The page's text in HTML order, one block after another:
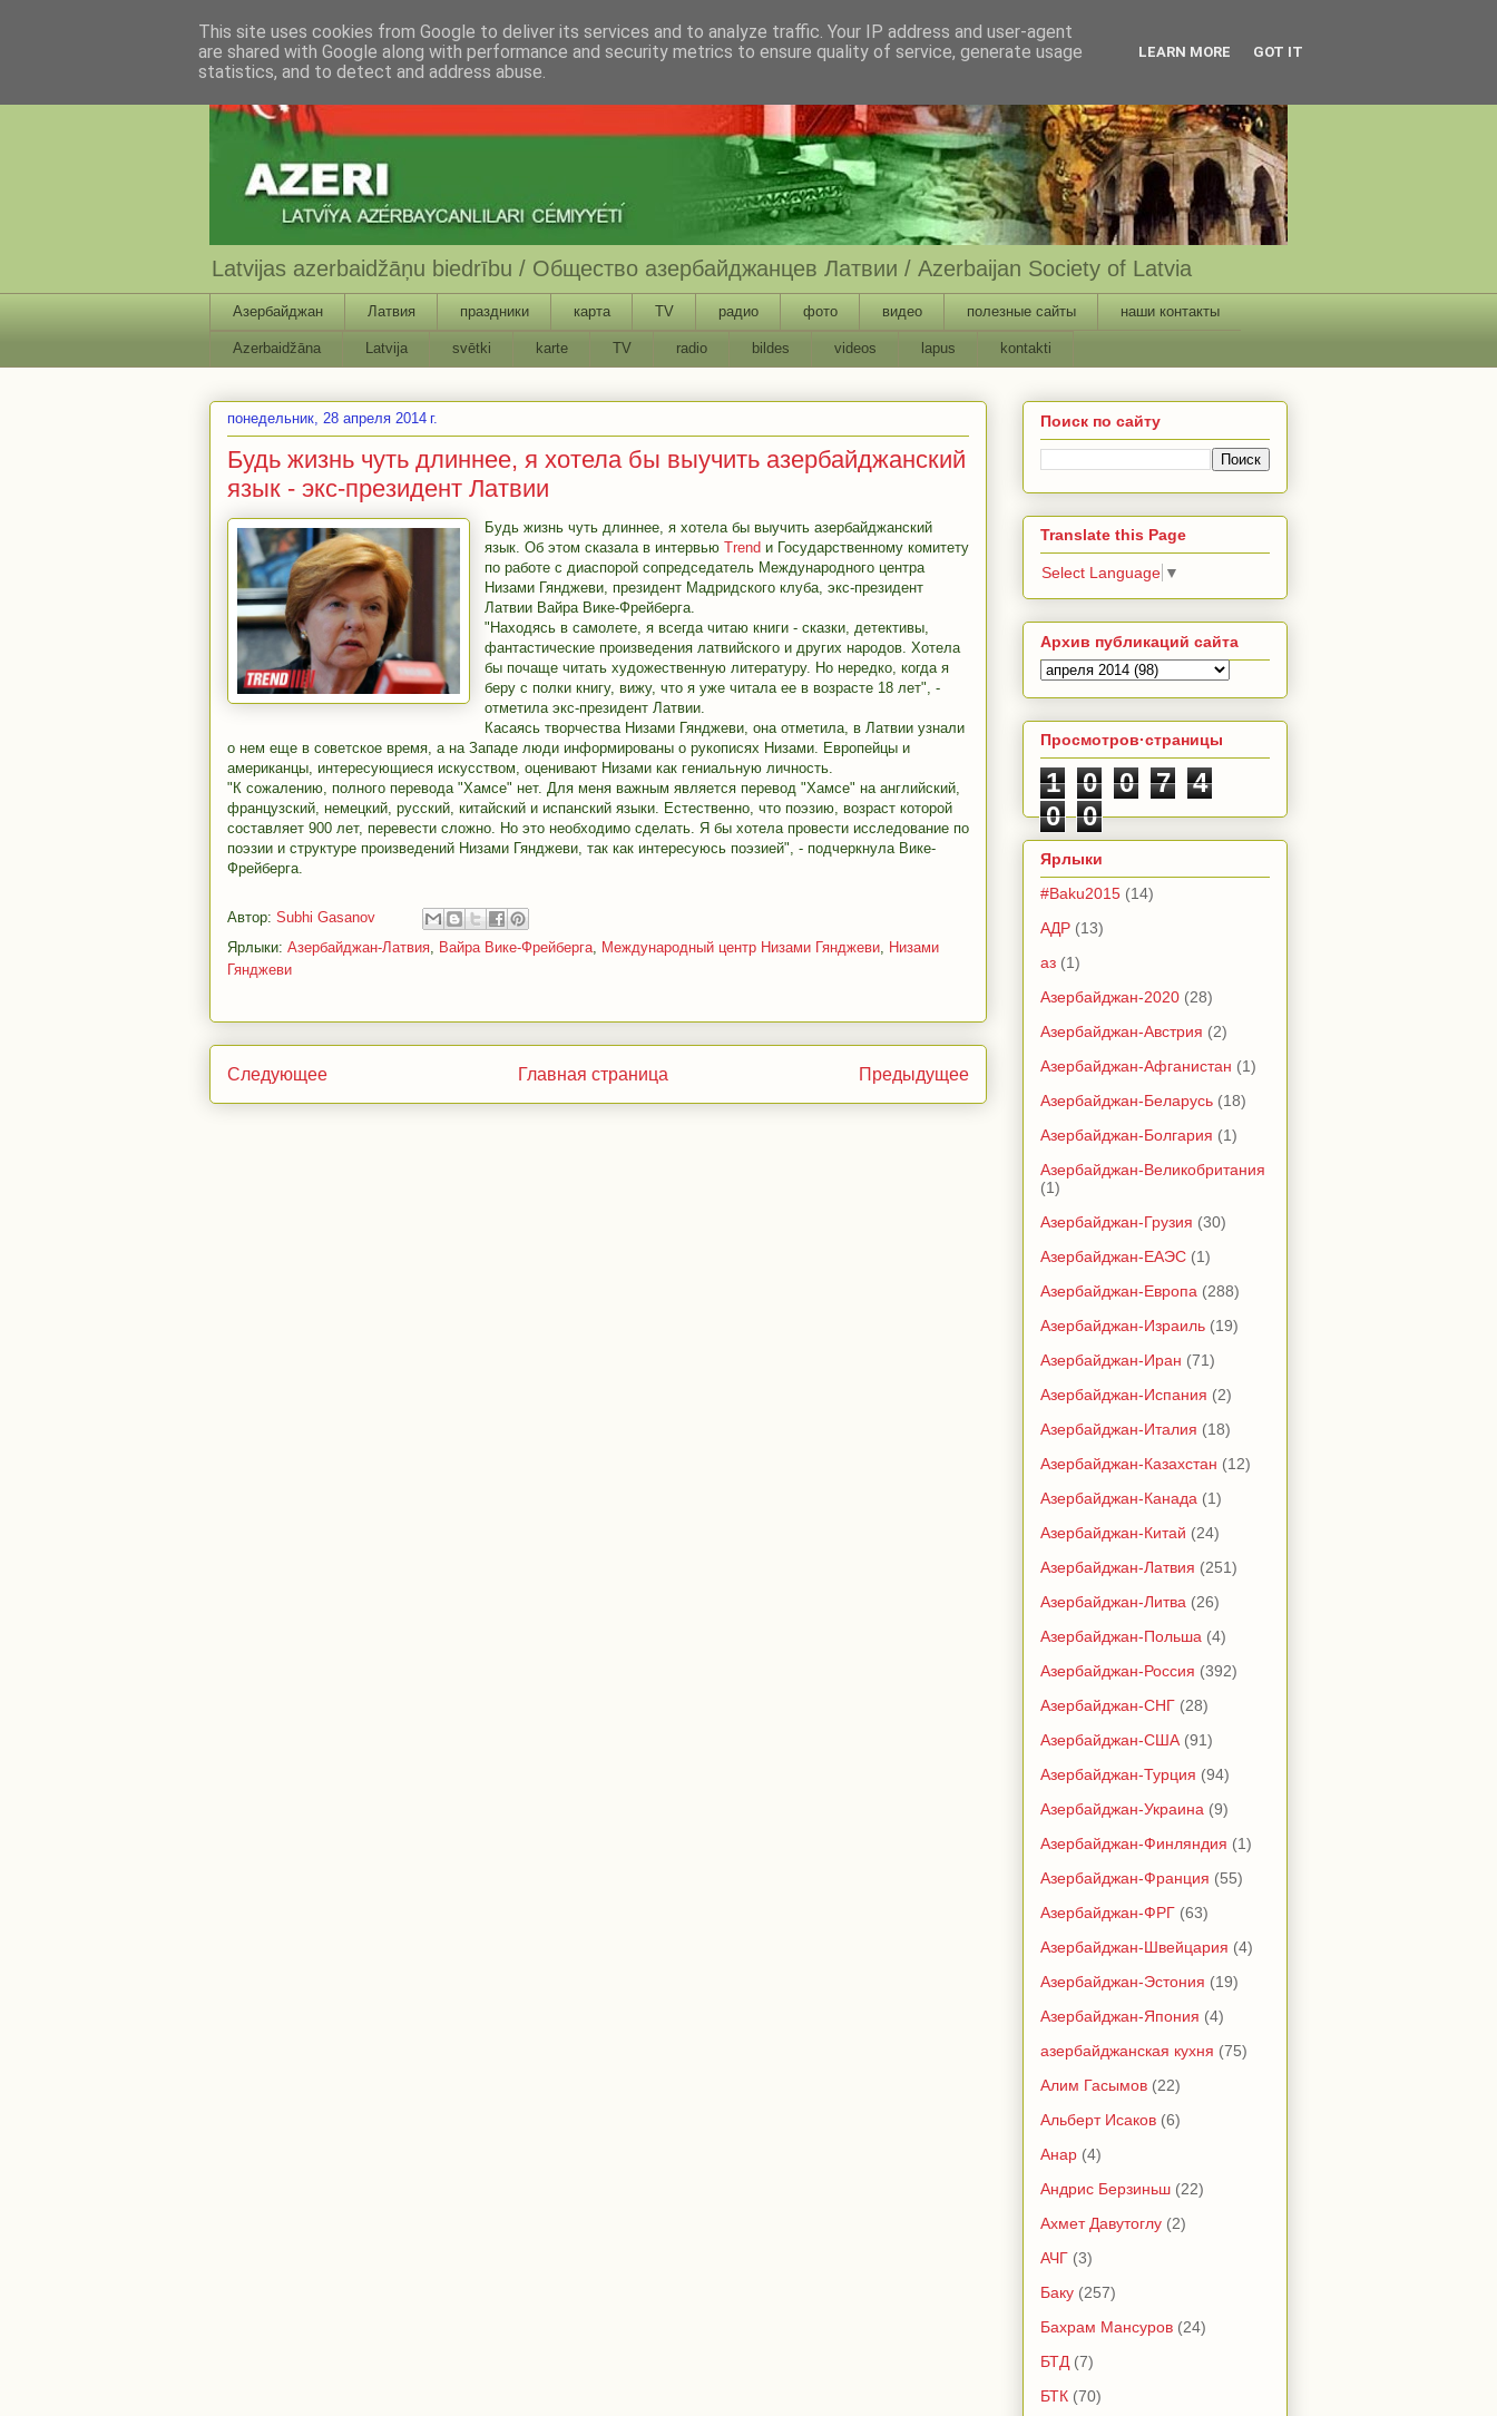
Latvijas azerbaidžāņu biedrību / Общество азербайджанцев Латвии / Azerbaijan Society of Latvia
Азербайджан Латвия праздники карта TV радио фото видео полезные сайты наши контакты
Azerbaidžāna Latvija svētki karte TV radio bildes videos lapus kontakti
понедельник, 28 апреля 2014 г.
Будь жизнь чуть длиннее, я хотела бы выучить азербайджанский
язык - экс-президент Латвии
Будь жизнь чуть длиннее, я хотела бы выучить азербайджанский
язык. Об этом сказала в интервью Trend и Государственному комитету
по работе с диаспорой сопредседатель Международного центра
Низами Гянджеви, президент Мадридского клуба, экс-президент
Латвии Вайра Вике-Фрейберга.
"Находясь в самолете, я всегда читаю книги - сказки, детективы,
фантастические произведения латвийского и других народов. Хотела
бы почаще читать художественную литературу. Но нередко, когда я
беру с полки книгу, вижу, что я уже читала ее в возрасте 18 лет", -
отметила экс-президент Латвии.
Касаясь творчества Низами Гянджеви, она отметила, в Латвии узнали
о нем еще в советское время, а на Западе люди информированы о рукописях Низами. Европейцы и
американцы, интересующиеся искусством, оценивают Низами как гениальную личность.
"К сожалению, полного перевода "Хамсе" нет. Для меня важным является перевод "Хамсе" на английский,
французский, немецкий, русский, китайский и испанский языки. Естественно, что поэзию, возраст которой
составляет 900 лет, перевести сложно. Но это необходимо сделать. Я бы хотела провести исследование по
поэзии и структуре произведений Низами Гянджеви, так как интересуюсь поэзией", - подчеркнула Вике-
Фрейберга.
Автор: Subhi Gasanov
Ярлыки: Азербайджан-Латвия, Вайра Вике-Фрейберга, Международный центр Низами Гянджеви, Низами
Гянджеви
Следующее Предыдущее
Главная страница
Поиск по сайту
Translate this Page
Select Language ▼
Архив публикаций сайта
Просмотров·страницы
1 0 0 7
4
0
0
Ярлыки
#Baku2015 (14)
АДР (13)
аз (1)
Азербайджан-2020 (28)
Азербайджан-Австрия (2)
Азербайджан-Афганистан (1)
Азербайджан-Беларусь (18)
Азербайджан-Болгария (1)
Азербайджан-Великобритания
(1)
Азербайджан-Грузия (30)
Азербайджан-ЕАЭС (1)
Азербайджан-Европа (288)
Азербайджан-Израиль (19)
Азербайджан-Иран (71)
Азербайджан-Испания (2)
Азербайджан-Италия (18)
Азербайджан-Казахстан (12)
Азербайджан-Канада (1)
Азербайджан-Китай (24)
Азербайджан-Латвия (251)
Азербайджан-Литва (26)
Азербайджан-Польша (4)
Азербайджан-Россия (392)
Азербайджан-СНГ (28)
Азербайджан-США (91)
Азербайджан-Турция (94)
Азербайджан-Украина (9)
Азербайджан-Финляндия (1)
Азербайджан-Франция (55)
Азербайджан-ФРГ (63)
Азербайджан-Швейцария (4)
Азербайджан-Эстония (19)
Азербайджан-Япония (4)
азербайджанская кухня (75)
Алим Гасымов (22)
Альберт Исаков (6)
Анар (4)
Андрис Берзиньш (22)
Ахмет Давутоглу (2)
АЧГ (3)
Баку (257)
Бахрам Мансуров (24)
БТД (7)
БТК (70)
This site uses cookies from Google to deliver its services and to analyze traffic. Your IP address and user-agent
are shared with Google along with performance and security metrics to ensure quality of service, generate usage
statistics, and to detect and address abuse.
LEARN MORE GOT IT